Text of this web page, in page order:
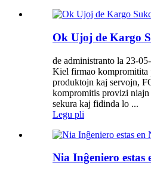
Ok Ujoj de Kargo
de administranto la 23-
Kiel firmao kompromitita
produktojn kaj servojn,
kompromitis provizi
sekura kaj fidinda lo ...
Legu pli
Nia Inĝeniero estas